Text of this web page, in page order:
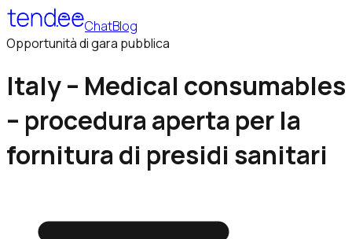
ChatBlog
Opportunità di gara pubblica
Italy – Medical consumables
– procedura aperta per la
fornitura di presidi sanitari